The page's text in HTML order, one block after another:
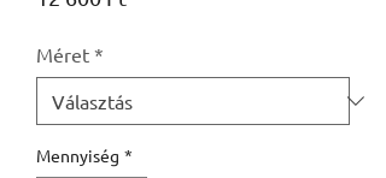
Méret *
Mennyiség *